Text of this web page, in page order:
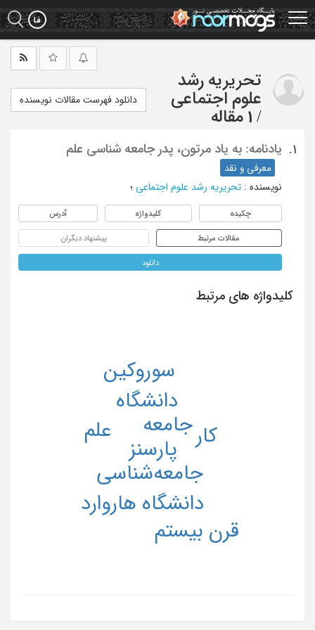
Skip
to
main
تحریریه رشد
علوم اجتماعی
/ 1 مقاله
دانلود فهرست مقالات نویسنده
1. یادنامه: به یاد مرتون، پدر جامعه شناسی علم
معرفی و نقد
نویسنده : تحریریه رشد علوم اجتماعی ؛
چکیده کلیدواژه آدرس
مقالات مرتبط پیشنهاد دیگران
دانلود
کلیدواژه های مرتبط
پارسنز
جامعه
جامعه‌شناسی
دانشگاه
دانشگاه هاروارد
سوروکین
علم
قرن بیستم
کار